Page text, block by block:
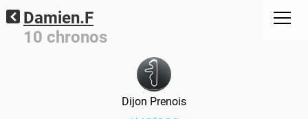
Damien.F
10 chronos
Dijon Prenois